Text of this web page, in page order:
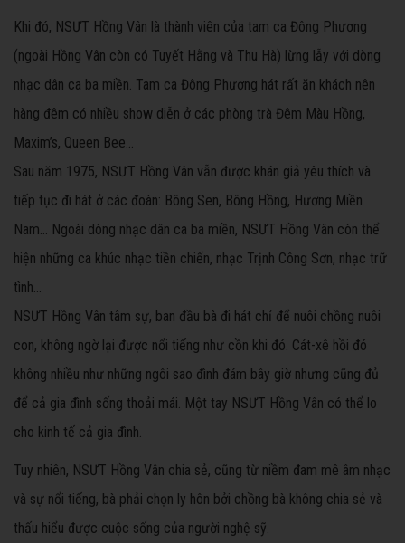
Khi đó, NSƯT Hồng Vân là thành viên của tam ca Đông Phương
(ngoài Hồng Vân còn có Tuyết Hằng và Thu Hà) lừng lẫy với dòng
nhạc dân ca ba miền. Tam ca Đông Phương hát rất ăn khách nên
hàng đêm có nhiều show diễn ở các phòng trà Đêm Màu Hồng,
Maxim’s, Queen Bee...
Sau năm 1975, NSƯT Hồng Vân vẫn được khán giả yêu thích và
tiếp tục đi hát ở các đoàn: Bông Sen, Bông Hồng, Hương Miền
Nam... Ngoài dòng nhạc dân ca ba miền, NSƯT Hồng Vân còn thể
hiện những ca khúc nhạc tiền chiến, nhạc Trịnh Công Sơn, nhạc trữ
tình…
NSƯT Hồng Vân tâm sự, ban đầu bà đi hát chỉ để nuôi chồng nuôi
con, không ngờ lại được nổi tiếng như cồn khi đó. Cát-xê hồi đó
không nhiều như những ngôi sao đình đám bây giờ nhưng cũng đủ
để cả gia đình sống thoải mái. Một tay NSƯT Hồng Vân có thể lo
cho kinh tế cả gia đình.
Tuy nhiên, NSƯT Hồng Vân chia sẻ, cũng từ niềm đam mê âm nhạc
và sự nổi tiếng, bà phải chọn ly hôn bởi chồng bà không chia sẻ và
thấu hiểu được cuộc sống của người nghệ sỹ.